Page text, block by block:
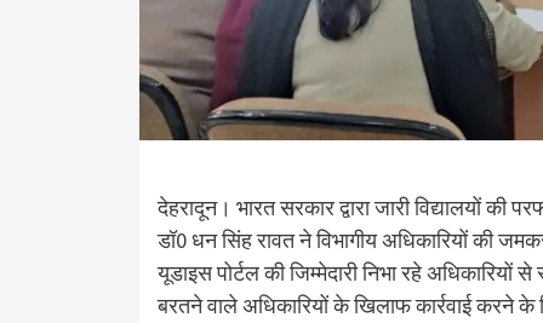
देहरादून। भारत सरकार द्वारा जारी विद्यालयों की
डॉ0 धन सिंह रावत ने विभागीय अधिकारियों की
यूडाइस पोर्टल की जिम्मेदारी निभा रहे
बरतने वाले अधिकारियों के खिलाफ कार्रवाई करने के